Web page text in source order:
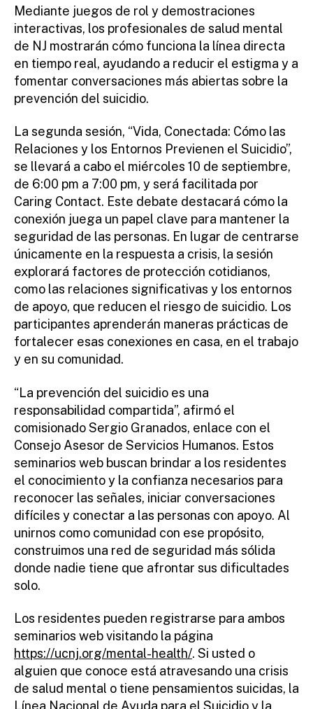
Mediante juegos de rol y demostraciones
interactivas, los profesionales de salud mental
de NJ mostrarán cómo funciona la línea directa
en tiempo real, ayudando a reducir el estigma y a
fomentar conversaciones más abiertas sobre la
prevención del suicidio.
La segunda sesión, “Vida, Conectada: Cómo las
Relaciones y los Entornos Previenen el Suicidio”,
se llevará a cabo el miércoles 10 de septiembre,
de 6:00 pm a 7:00 pm, y será facilitada por
Caring Contact. Este debate destacará cómo la
conexión juega un papel clave para mantener la
seguridad de las personas. En lugar de centrarse
únicamente en la respuesta a crisis, la sesión
explorará factores de protección cotidianos,
como las relaciones significativas y los entornos
de apoyo, que reducen el riesgo de suicidio. Los
participantes aprenderán maneras prácticas de
fortalecer esas conexiones en casa, en el trabajo
y en su comunidad.
“La prevención del suicidio es una
responsabilidad compartida”, afirmó el
comisionado Sergio Granados, enlace con el
Consejo Asesor de Servicios Humanos. Estos
seminarios web buscan brindar a los residentes
el conocimiento y la confianza necesarios para
reconocer las señales, iniciar conversaciones
difíciles y conectar a las personas con apoyo. Al
unirnos como comunidad con ese propósito,
construimos una red de seguridad más sólida
donde nadie tiene que afrontar sus dificultades
solo.
Los residentes pueden registrarse para ambos
seminarios web visitando la página
https://ucnj.org/mental-health/. Si usted o
alguien que conoce está atravesando una crisis
de salud mental o tiene pensamientos suicidas, la
Línea Nacional de Ayuda para el Suicidio y la